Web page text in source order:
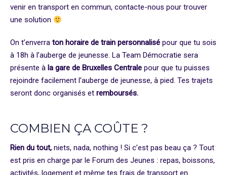
venir en transport en commun, contacte-nous pour trouver
une solution
On t’enverra ton horaire de train personnalisé pour que tu sois
à 18h à l’auberge de jeunesse. La Team Démocratie sera
présente à la gare de Bruxelles Centrale pour que tu puisses
rejoindre facilement l’auberge de jeunesse, à pied. Tes trajets
seront donc organisés et remboursés.
COMBIEN ÇA COÛTE ?
Rien du tout, niets, nada, nothing ! Si c’est pas beau ça ? Tout
est pris en charge par le Forum des Jeunes : repas, boissons,
activités, logement et même tes frais de transport en